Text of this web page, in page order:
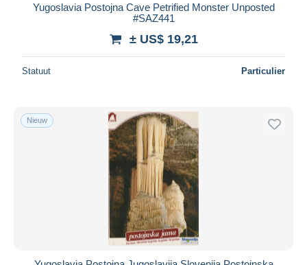
Yugoslavia Postojna Cave Petrified Monster Unposted
#SAZ441
± US$ 19,21
Statuut Particulier
Nieuw